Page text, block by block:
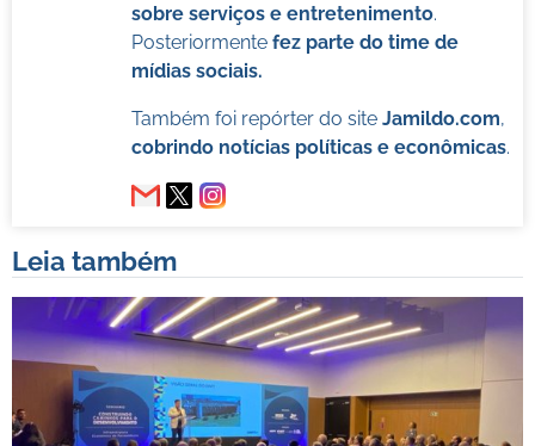
sobre serviços e entretenimento.
Posteriormente fez parte do time de
mídias sociais.
Também foi repórter do site Jamildo.com,
cobrindo notícias políticas e econômicas.
Leia também